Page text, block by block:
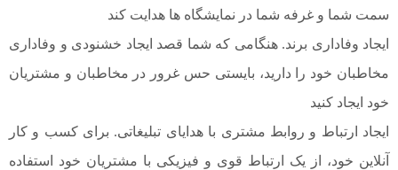
سمت شما و غرفه شما در نمایشگاه ها هدایت کند
ایجاد وفاداری برند. هنگامی که شما قصد ایجاد خشنودی و وفاداری
مخاطبان خود را دارید، بایستی حس غرور در مخاطبان و مشتریان
خود ایجاد کنید
ایجاد ارتباط و روابط مشتری با هدایای تبلیغاتی. برای کسب و کار
آنلاین خود، از یک ارتباط قوی و فیزیکی با مشتریان خود استفاده